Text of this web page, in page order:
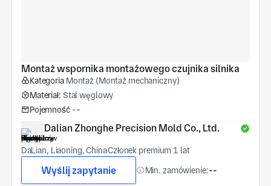
Montaż wspornika montażowego czujnika silnika
Kategoria Montaż (Montaż mechaniczny)
Materiał: Stal węglowy
Pojemność --
Dalian Zhonghe Precision Mold Co., Ltd.
DaLian, Liaoning, ChinaCzłonek premium 1 lat
Wyślij zapytanie Min. zamówienie:--